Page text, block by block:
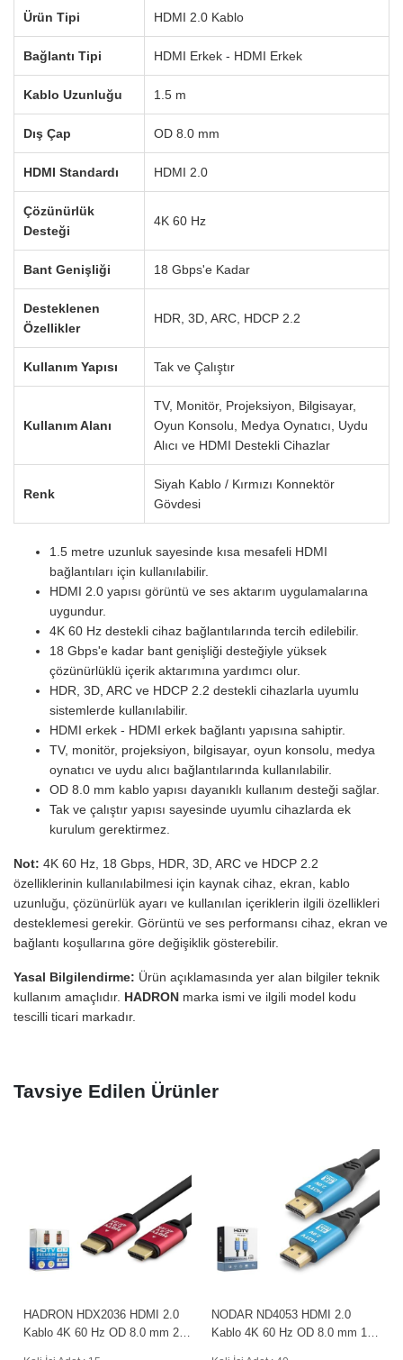
Ürün Tipi HDMI 2.0 Kablo
Bağlantı Tipi HDMI Erkek - HDMI Erkek
Kablo Uzunluğu 1.5 m
Dış Çap OD 8.0 mm
HDMI Standardı HDMI 2.0
Çözünürlük
Desteği
4K 60 Hz
Bant Genişliği 18 Gbps'e Kadar
Desteklenen
Özellikler
HDR, 3D, ARC, HDCP 2.2
Kullanım Yapısı Tak ve Çalıştır
Kullanım Alanı
TV, Monitör, Projeksiyon, Bilgisayar,
Oyun Konsolu, Medya Oynatıcı, Uydu
Alıcı ve HDMI Destekli Cihazlar
Renk
Siyah Kablo / Kırmızı Konnektör
Gövdesi
1.5 metre uzunluk sayesinde kısa mesafeli HDMI
bağlantıları için kullanılabilir.
HDMI 2.0 yapısı görüntü ve ses aktarım uygulamalarına
uygundur.
4K 60 Hz destekli cihaz bağlantılarında tercih edilebilir.
18 Gbps'e kadar bant genişliği desteğiyle yüksek
çözünürlüklü içerik aktarımına yardımcı olur.
HDR, 3D, ARC ve HDCP 2.2 destekli cihazlarla uyumlu
sistemlerde kullanılabilir.
HDMI erkek - HDMI erkek bağlantı yapısına sahiptir.
TV, monitör, projeksiyon, bilgisayar, oyun konsolu, medya
oynatıcı ve uydu alıcı bağlantılarında kullanılabilir.
OD 8.0 mm kablo yapısı dayanıklı kullanım desteği sağlar.
Tak ve çalıştır yapısı sayesinde uyumlu cihazlarda ek
kurulum gerektirmez.
Not: 4K 60 Hz, 18 Gbps, HDR, 3D, ARC ve HDCP 2.2
özelliklerinin kullanılabilmesi için kaynak cihaz, ekran, kablo
uzunluğu, çözünürlük ayarı ve kullanılan içeriklerin ilgili özellikleri
desteklemesi gerekir. Görüntü ve ses performansı cihaz, ekran ve
bağlantı koşullarına göre değişiklik gösterebilir.
Yasal Bilgilendirme: Ürün açıklamasında yer alan bilgiler teknik
kullanım amaçlıdır. HADRON marka ismi ve ilgili model kodu
tescilli ticari markadır.
Tavsiye Edilen Ürünler
HADRON HDX2036 HDMI 2.0
Kablo 4K 60 Hz OD 8.0 mm 20
NODAR ND4053 HDMI 2.0
Kablo 4K 60 Hz OD 8.0 mm 10